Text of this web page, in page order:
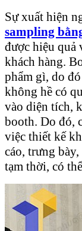
Sự xuất hiện
sampling
được hiệu quả
khách hàng.
phẩm gì, do
không hề có
vào diện tích,
booth. Do đó,
việc thiết kế
cáo, trưng
tạm thời, có